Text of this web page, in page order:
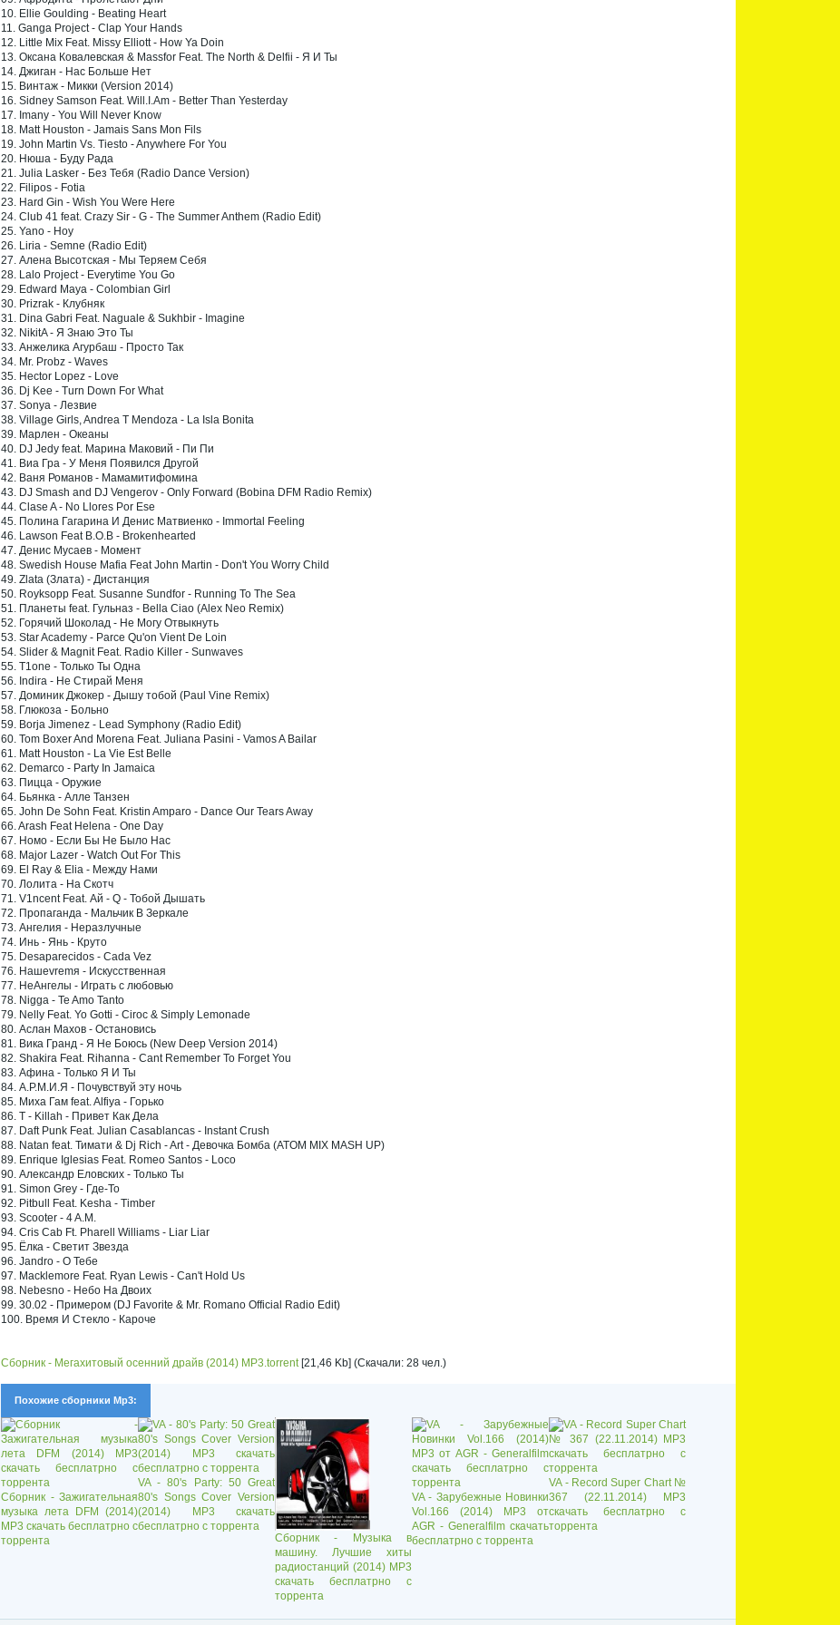
10. Ellie Goulding - Beating Heart
11. Ganga Project - Clap Your Hands
12. Little Mix Feat. Missy Elliott - How Ya Doin
13. Оксана Ковалевская & Massfor Feat. The North & Delfii - Я И Ты
14. Джиган - Нас Больше Нет
15. Винтаж - Микки (Version 2014)
16. Sidney Samson Feat. Will.I.Am - Better Than Yesterday
17. Imany - You Will Never Know
18. Matt Houston - Jamais Sans Mon Fils
19. John Martin Vs. Tiesto - Anywhere For You
20. Нюша - Буду Рада
21. Julia Lasker - Без Тебя (Radio Dance Version)
22. Filipos - Fotia
23. Hard Gin - Wish You Were Here
24. Club 41 feat. Crazy Sir - G - The Summer Anthem (Radio Edit)
25. Yano - Hoy
26. Liria - Semne (Radio Edit)
27. Алена Высотская - Мы Теряем Себя
28. Lalo Project - Everytime You Go
29. Edward Maya - Colombian Girl
30. Prizrak - Клубняк
31. Dina Gabri Feat. Naguale & Sukhbir - Imagine
32. NikitA - Я Знаю Это Ты
33. Анжелика Агурбаш - Просто Так
34. Mr. Probz - Waves
35. Hector Lopez - Love
36. Dj Kee - Turn Down For What
37. Sonya - Лезвие
38. Village Girls, Andrea T Mendoza - La Isla Bonita
39. Марлен - Океаны
40. DJ Jedy feat. Марина Маковий - Пи Пи
41. Виа Гра - У Меня Появился Другой
42. Ваня Романов - Мамамитифомина
43. DJ Smash and DJ Vengerov - Only Forward (Bobina DFM Radio Remix)
44. Clase A - No Llores Por Ese
45. Полина Гагарина И Денис Матвиенко - Immortal Feeling
46. Lawson Feat B.O.B - Brokenhearted
47. Денис Мусаев - Момент
48. Swedish House Mafia Feat John Martin - Don't You Worry Child
49. Zlata (Злата) - Дистанция
50. Royksopp Feat. Susanne Sundfor - Running To The Sea
51. Планеты feat. Гульназ - Bella Ciao (Alex Neo Remix)
52. Горячий Шоколад - Не Могу Отвыкнуть
53. Star Academy - Parce Qu'on Vient De Loin
54. Slider & Magnit Feat. Radio Killer - Sunwaves
55. T1one - Только Ты Одна
56. Indira - Не Стирай Меня
57. Доминик Джокер - Дышу тобой (Paul Vine Remix)
58. Глюкоза - Больно
59. Borja Jimenez - Lead Symphony (Radio Edit)
60. Tom Boxer And Morena Feat. Juliana Pasini - Vamos A Bailar
61. Matt Houston - La Vie Est Belle
62. Demarco - Party In Jamaica
63. Пицца - Оружие
64. Бьянка - Алле Танзен
65. John De Sohn Feat. Kristin Amparo - Dance Our Tears Away
66. Arash Feat Helena - One Day
67. Номо - Если Бы Не Было Нас
68. Major Lazer - Watch Out For This
69. El Ray & Elia - Между Нами
70. Лолита - На Скотч
71. V1ncent Feat. Ай - Q - Тобой Дышать
72. Пропаганда - Мальчик В Зеркале
73. Ангелия - Неразлучные
74. Инь - Янь - Круто
75. Desaparecidos - Cada Vez
76. Нашеvremя - Искусственная
77. НеАнгелы - Играть с любовью
78. Nigga - Te Amo Tanto
79. Nelly Feat. Yo Gotti - Ciroc & Simply Lemonade
80. Аслан Махов - Остановись
81. Вика Гранд - Я Не Боюсь (New Deep Version 2014)
82. Shakira Feat. Rihanna - Cant Remember To Forget You
83. Афина - Только Я И Ты
84. А.Р.М.И.Я - Почувствуй эту ночь
85. Миха Гам feat. Alfiya - Горько
86. T - Killah - Привет Как Дела
87. Daft Punk Feat. Julian Casablancas - Instant Crush
88. Natan feat. Тимати & Dj Rich - Art - Девочка Бомба (ATOM MIX MASH UP)
89. Enrique Iglesias Feat. Romeo Santos - Loco
90. Александр Еловских - Только Ты
91. Simon Grey - Где-То
92. Pitbull Feat. Kesha - Timber
93. Scooter - 4 A.M.
94. Cris Cab Ft. Pharell Williams - Liar Liar
95. Ёлка - Светит Звезда
96. Jandro - О Тебе
97. Macklemore Feat. Ryan Lewis - Can't Hold Us
98. Nebesno - Небо На Двоих
99. 30.02 - Примером (DJ Favorite & Mr. Romano Official Radio Edit)
100. Время И Стекло - Кароче
Сборник - Мегахитовый осенний драйв (2014) MP3.torrent[21,46 Kb] (Скачали: 28 чел.)
Похожие сборники Mp3:
Сборник - Зажигательная
музыка лета DFM (2014)
MP3 скачать бесплатрно с
торрента
VA - 80's Party: 50 Great
80's Songs Cover Version
(2014) MP3 скачать
бесплатрно с торрента
Сборник - Музыка в
машину. Лучшие хиты
радиостанций (2014) MP3
скачать бесплатрно с
торрента
VA - Зарубежные Новинки
Vol.166 (2014) MP3 от
AGR - Generalfilm скачать
бесплатрно с торрента
VA - Record Super Chart №
367 (22.11.2014) MP3
скачать бесплатрно с
торрента